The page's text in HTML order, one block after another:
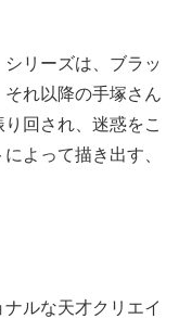
リーズは、ブラッ
れ以降の手塚さん
回され、迷惑をこ
よって描き出す、
ルな天才クリエイ